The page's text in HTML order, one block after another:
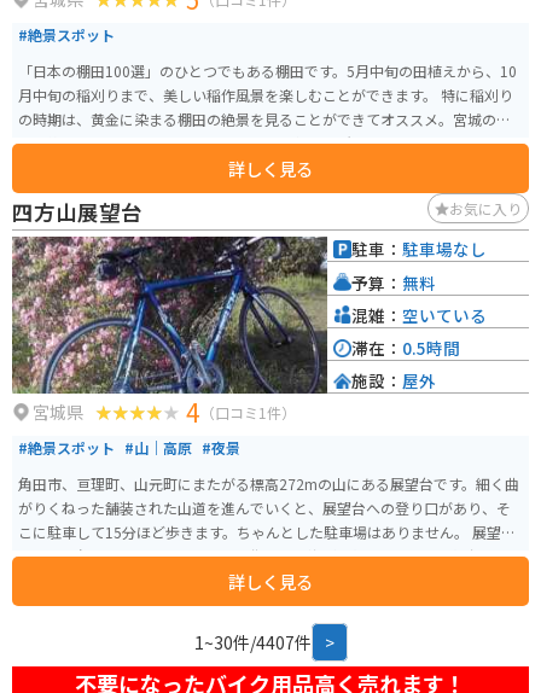
#絶景スポット
「日本の棚田100選」のひとつでもある棚田です。5月中旬の田植えから、10
月中旬の稲刈りまで、美しい稲作風景を楽しむことができます。 特に稲刈り
の時期は、黄金に染まる棚田の絶景を見ることができてオススメ。宮城の隠
れた絶景スポットとしてカメラマンにも人気の場所です。
詳しく見る
四方山展望台 お気に入り
宮城県 4 （口コミ1件）
#絶景スポット #山｜高原 #夜景
角田市、亘理町、山元町にまたがる標高272mの山にある展望台です。細く曲
がりくねった舗装された山道を進んでいくと、展望台への登り口があり、そ
こに駐車して15分ほど歩きます。ちゃんとした駐車場はありません。 展望台
からは、角田市、山元町、亘理町の街並みと海が一望できます。展望台の周
りにちょっとした広場があり、トイレと滑り台があります。
詳しく見る
駐車： 駐車場なし
予算： 無料
混雑： 空いている
滞在： 0.5時間
施設： 屋外
1~30件/4407件 >
不要になったバイク用品高く売れます！